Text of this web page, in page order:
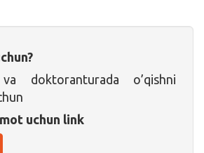
doktoranturada o’qishni
uchun link